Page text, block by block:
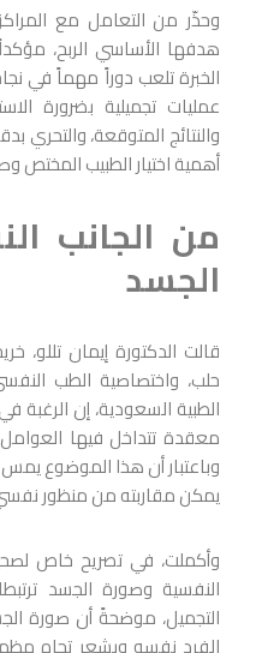
وحذّر من التعامل مع
هدفها الأساسي الربح،
الخبرة تلعب دوراً مهماً في
عمليات تجميلية بضرورة
والنتائج المتوقعة، والتحري
أهمية اختيار الطبيب المختص
من الجانب
الجسد
قالت الدكتورة إيمان تللو،
حلب، واختصاصية الطب
الطبية السعودية، إن الرغبة
معقدة تتداخل فيها العوامل
وباعتبار أن هذا الموضوع
يمكن مقاربته من منظور
وأكملت، في تصريح خاص
النفسية وصورة الجسد
التجميل، موضحةً أن صورة
الفرد نفسه ويشعر تجاه